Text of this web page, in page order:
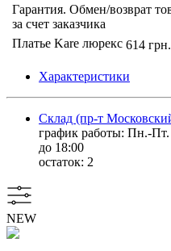
Гарантия. Обмен/возврат
за счет заказчика
Платье Kare люрекс 614 грн.
Характеристики
Склад (пр-т
график работы: Пн.-Пт.
до 18:00
остаток: 2
NEW